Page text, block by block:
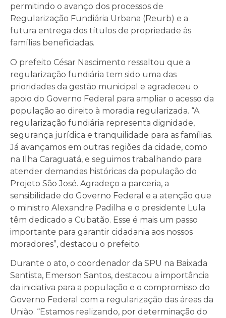
permitindo o avanço dos processos de
Regularização Fundiária Urbana (Reurb) e a
futura entrega dos títulos de propriedade às
famílias beneficiadas.
O prefeito César Nascimento ressaltou que a
regularização fundiária tem sido uma das
prioridades da gestão municipal e agradeceu o
apoio do Governo Federal para ampliar o acesso da
população ao direito à moradia regularizada. “A
regularização fundiária representa dignidade,
segurança jurídica e tranquilidade para as famílias.
Já avançamos em outras regiões da cidade, como
na Ilha Caraguatá, e seguimos trabalhando para
atender demandas históricas da população do
Projeto São José. Agradeço a parceria, a
sensibilidade do Governo Federal e a atenção que
o ministro Alexandre Padilha e o presidente Lula
têm dedicado a Cubatão. Esse é mais um passo
importante para garantir cidadania aos nossos
moradores”, destacou o prefeito.
Durante o ato, o coordenador da SPU na Baixada
Santista, Emerson Santos, destacou a importância
da iniciativa para a população e o compromisso do
Governo Federal com a regularização das áreas da
União. “Estamos realizando, por determinação do